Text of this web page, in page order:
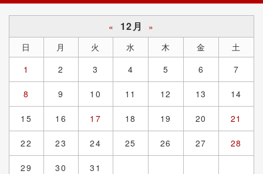
« 12月
»
日
月 火 水 木 金
土
1
2 3 4 5 6 7
8 9 10 11 12 13 14
15 16 17 18 19 20 21
22 23 24 25 26 27 28
29 30 31